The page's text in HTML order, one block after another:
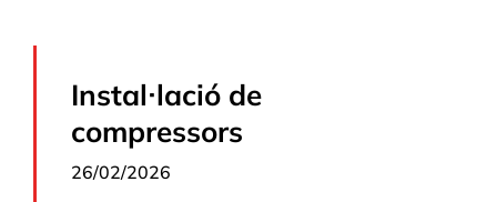
Instal·lació de
compressors
26/02/2026